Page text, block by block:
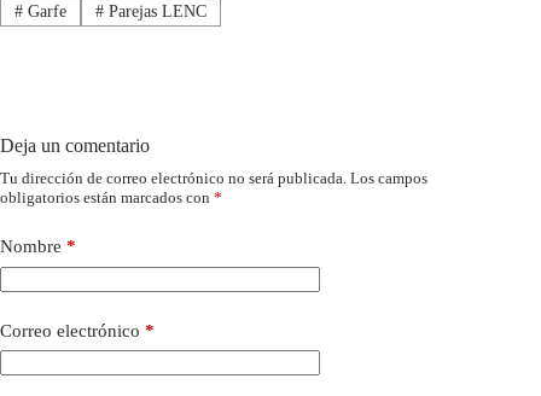
#Garfe #Parejas LENC
Deja un comentario
Tu dirección de correo electrónico no será publicada. Los campos
obligatorios están marcados con *
Nombre *
Correo electrónico *